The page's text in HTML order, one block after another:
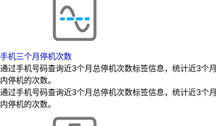
手机三个月停机次数
通过手机号码查询近3个月总停机次数标签信息，统计近3个月
内停机的次数。
通过手机号码查询近3个月总停机次数标签信息，统计近3个月
内停机的次数。